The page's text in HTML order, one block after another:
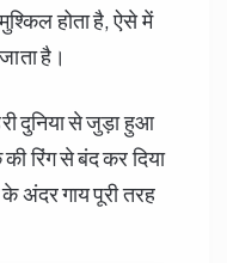
होता है, ऐसे में
है।
दुनिया से जुड़ा हुआ
रिंग से बंद कर दिया
अंदर गाय पूरी तरह